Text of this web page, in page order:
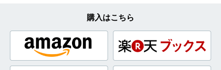
購入はこちら